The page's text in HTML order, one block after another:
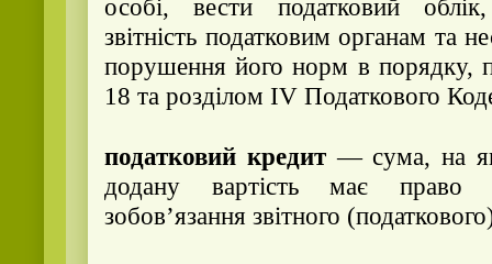
особі, вести податковий
звітність податковим органам та
порушення його норм в порядку,
18 та розділом IV Податкового
податковий кредит— сума, на
додану вартість має право
зобов’язання звітного